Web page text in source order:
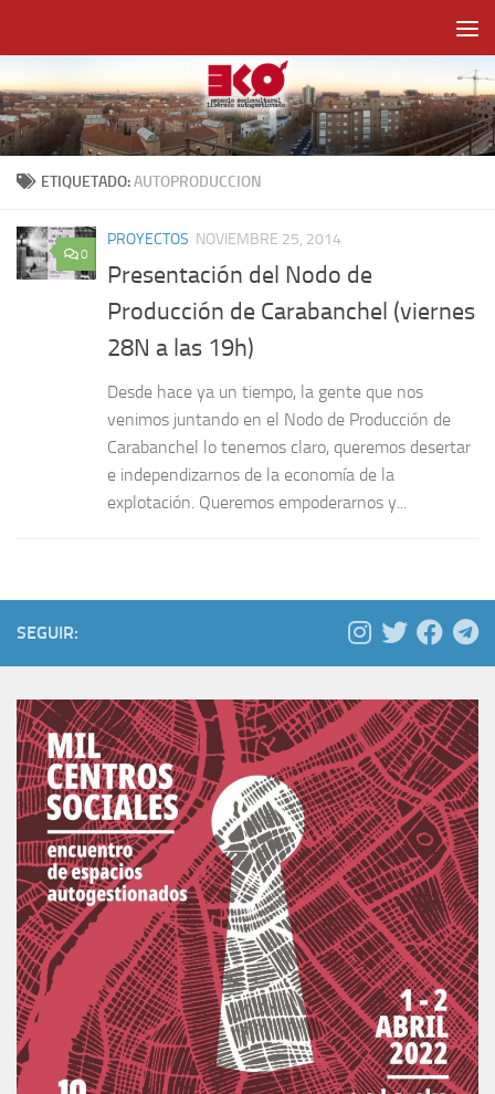
ETIQUETADO:AUTOPRODUCCION
0
PROYECTOS NOVIEMBRE 25, 2014
Presentación del Nodo de
Producción de Carabanchel (viernes
28N a las 19h)
Desde hace ya un tiempo, la gente que nos
venimos juntando en el Nodo de Producción de
Carabanchel lo tenemos claro, queremos desertar
e independizarnos de la economía de la
explotación. Queremos empoderarnos y...
SEGUIR: